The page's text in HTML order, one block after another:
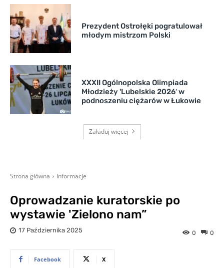
Prezydent Ostrołęki pogratulował
młodym mistrzom Polski
XXXII Ogólnopolska Olimpiada
Młodzieży 'Lubelskie 2026′ w
podnoszeniu ciężarów w Łukowie
Załaduj więcej